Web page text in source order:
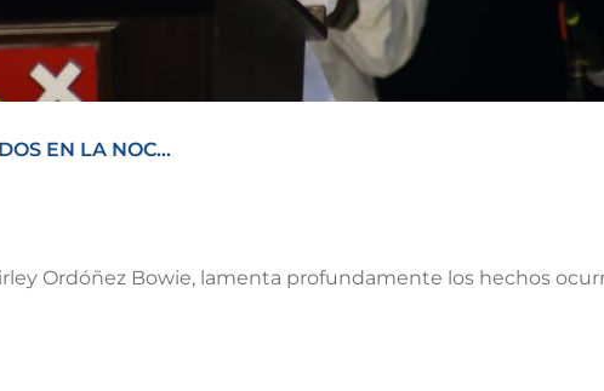
EN LA NOC...
Ordóñez Bowie, lamenta profundamente los hechos